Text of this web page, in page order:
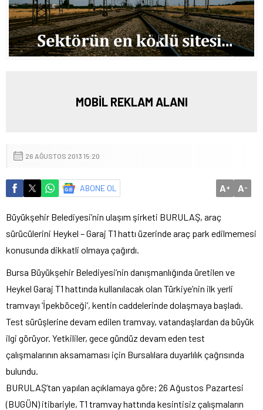
MOBİL REKLAM ALANI
26 AĞUSTOS 2013 15:20
ABONE OL A+ A-
Büyükşehir Belediyesi’nin ulaşım şirketi BURULAŞ, araç
sürücülerini Heykel – Garaj T1 hattı üzerinde araç park edilmemesi
konusunda dikkatli olmaya çağırdı.
Bursa Büyükşehir Belediyesi’nin danışmanlığında üretilen ve
Heykel Garaj T1 hattında kullanılacak olan Türkiye’nin ilk yerli
tramvayı ‘İpekböceği’, kentin caddelerinde dolaşmaya başladı.
Test sürüşlerine devam edilen tramvay, vatandaşlardan da büyük
ilgi görüyor. Yetkililer, gece gündüz devam eden test
çalışmalarının aksamaması için Bursalılara duyarlılık çağrısında
bulundu.
BURULAŞ’tan yapılan açıklamaya göre; 26 Ağustos Pazartesi
(BUGÜN) itibariyle, T1 tramvay hattında kesintisiz çalışmaların